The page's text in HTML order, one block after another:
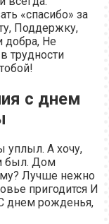
«спасибо» за
Поддержку,
добра, Не
трудности
с днем
уплыл. А хочу,
был. Дом
Лучше нежно
пригодится И
днем рожденья,